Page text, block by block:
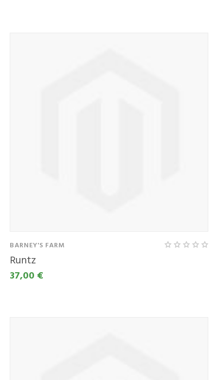
BARNEY'S FARM
Runtz
37,00 €